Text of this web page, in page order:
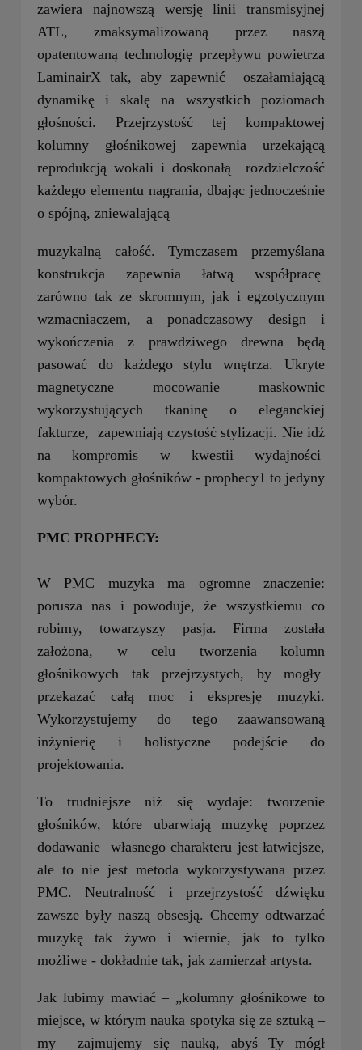
zawiera najnowszą wersję linii transmisyjnej
ATL, zmaksymalizowaną przez naszą
opatentowaną technologię przepływu powietrza
LaminairX tak, aby zapewnić oszałamiającą
dynamikę i skalę na wszystkich poziomach
głośności. Przejrzystość tej kompaktowej
kolumny głośnikowej zapewnia urzekającą
reprodukcją wokali i doskonałą rozdzielczość
każdego elementu nagrania, dbając jednocześnie
o spójną, zniewalającą
muzykalną całość. Tymczasem przemyślana
konstrukcja zapewnia łatwą współpracę
zarówno tak ze skromnym, jak i egzotycznym
wzmacniaczem, a ponadczasowy design i
wykończenia z prawdziwego drewna będą
pasować do każdego stylu wnętrza. Ukryte
magnetyczne mocowanie maskownic
wykorzystujących tkaninę o eleganckiej
fakturze, zapewniają czystość stylizacji. Nie idź
na kompromis w kwestii wydajności
kompaktowych głośników - prophecy1 to jedyny
wybór.
PMC PROPHECY:
W PMC muzyka ma ogromne znaczenie:
porusza nas i powoduje, że wszystkiemu co
robimy, towarzyszy pasja. Firma została
założona, w celu tworzenia kolumn
głośnikowych tak przejrzystych, by mogły
przekazać całą moc i ekspresję muzyki.
Wykorzystujemy do tego zaawansowaną
inżynierię i holistyczne podejście do
projektowania.
To trudniejsze niż się wydaje: tworzenie
głośników, które ubarwiają muzykę poprzez
dodawanie własnego charakteru jest łatwiejsze,
ale to nie jest metoda wykorzystywana przez
PMC. Neutralność i przejrzystość dźwięku
zawsze były naszą obsesją. Chcemy odtwarzać
muzykę tak żywo i wiernie, jak to tylko
możliwe - dokładnie tak, jak zamierzał artysta.
Jak lubimy mawiać – „kolumny głośnikowe to
miejsce, w którym nauka spotyka się ze sztuką –
my zajmujemy się nauką, abyś Ty mógł